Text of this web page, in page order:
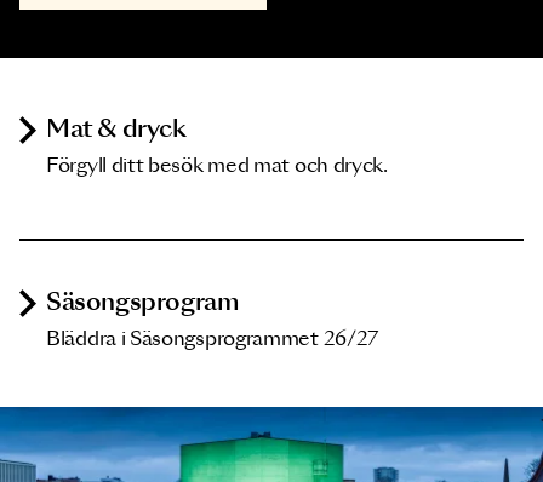
Mat & dryck
Förgyll ditt besök med mat och dryck.
Säsongsprogram
Bläddra i Säsongsprogrammet 26/27